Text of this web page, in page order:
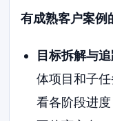
有成熟客户案例
目标拆解与
体项目和子
看各阶段进